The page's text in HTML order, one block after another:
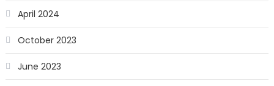
April 2024
October 2023
June 2023